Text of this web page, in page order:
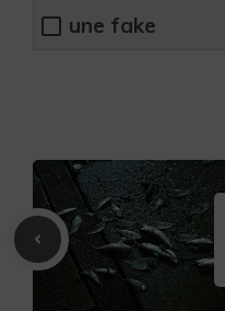
une fake